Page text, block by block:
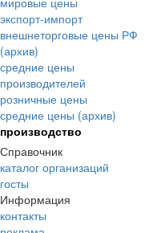
экспорт-импорт
внешнеторговые цены РФ
(архив)
средние цены
производителей
розничные цены
средние цены (архив)
производство
Справочник
каталог организаций
госты
Информация
контакты